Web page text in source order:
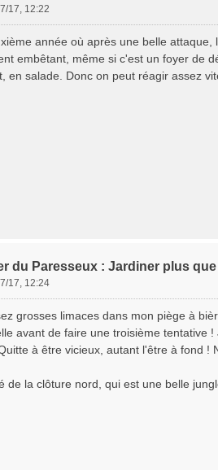
17, 12:22
année où après une belle
embêtant, même si c'est un foyer de
en salade. Donc on peut réagir assez
du Paresseux : Jardiner plus
17, 12:24
grosses limaces dans mon piège à
avant de faire une troisième tentative
à être vicieux, autant l'être à fond
de la clôture nord, qui est une belle